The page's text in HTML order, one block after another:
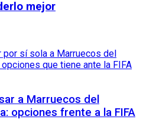
mejor
a Marruecos del
opciones frente a la FIFA